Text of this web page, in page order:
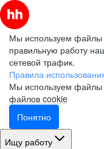
Мы используем файлы
правильную работу
сетевой трафик.
Правила
Мы используем файлы
файлов cookie
Понятно
Ищу работу